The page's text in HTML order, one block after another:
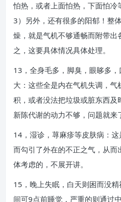
怕热，或者上面怕热，下面怕冷
3）另外，还有很多的阳郁！整
燥，就是气机不够通畅而附带
之，这要具体情况具体处理。
13，全身毛多，脚臭，眼眵多
大：这些全是内在气机失调，
积，或者没法把垃圾或脏东西及
新陈代谢的动力不够，问题就来
14，湿诊，荨麻疹等皮肤病：
而勾引了外在的不正之气，从
体考虑的，不展开讲。
15，晚上失眠，白天则困而没
间可9点前睡觉，严重的则通过